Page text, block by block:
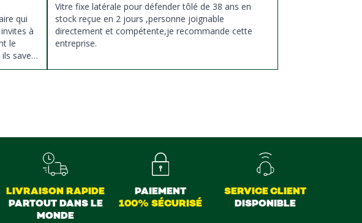
qui
à
le
savent
ils
Vitre fixe latérale pour défender tôlé de 38 ans en
stock reçue en 2 jours ,personne joignable
directement et compétente,je recommande cette
entreprise.
LIVRAISON RAPIDE
PARTOUT DANS LE
MONDE
PAIEMENT
100% SÉCURISÉ
SERVICE CLIENT
DISPONIBLE